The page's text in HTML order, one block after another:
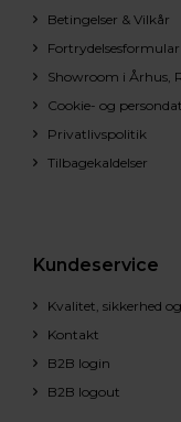
Betingelser & Vilkår
Fortrydelsesformular
Showroom i Århus,
Cookie- og
Privatlivspolitik
Tilbagekaldelser
Kundeservice
Kvalitet, sikkerhed
Kontakt
B2B login
B2B logout